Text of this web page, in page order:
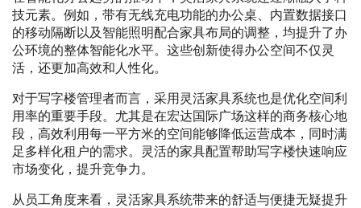
技元素。例如，带有无线充电功能的办公桌、内置数据接口
的移动隔断以及智能照明配合家具布局的调整，均提升了办
公环境的整体智能化水平。这些创新使得办公空间不仅灵
活，还更加高效和人性化。
对于写字楼管理者而言，采用灵活家具系统也是优化空间利
用率的重要手段。尤其是在宏达国际广场这样的商务核心地
段，高效利用每一平方米的空间能够降低运营成本，同时满
足多样化租户的需求。灵活的家具配置帮助写字楼快速响应
市场变化，提升竞争力。
从员工角度来看，灵活家具系统带来的舒适与便捷无疑提升